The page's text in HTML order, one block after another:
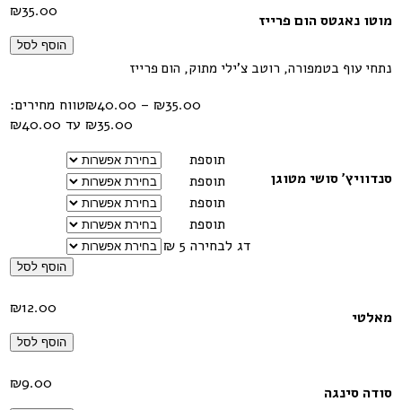
מוטו נאגטס הום פרייז ₪35.00
הוסף לסל
נתחי עוף בטמפורה, רוטב צ'ילי מתוק, הום פרייז
סנדוויץ' סושי מטוגן
₪35.00
–
₪40.00
טווח מחירים:
תוספת
תוספת
תוספת
תוספת
דג לבחירה 5 ₪
הוסף לסל
מאלטי ₪12.00
הוסף לסל
סודה סינגה ₪9.00